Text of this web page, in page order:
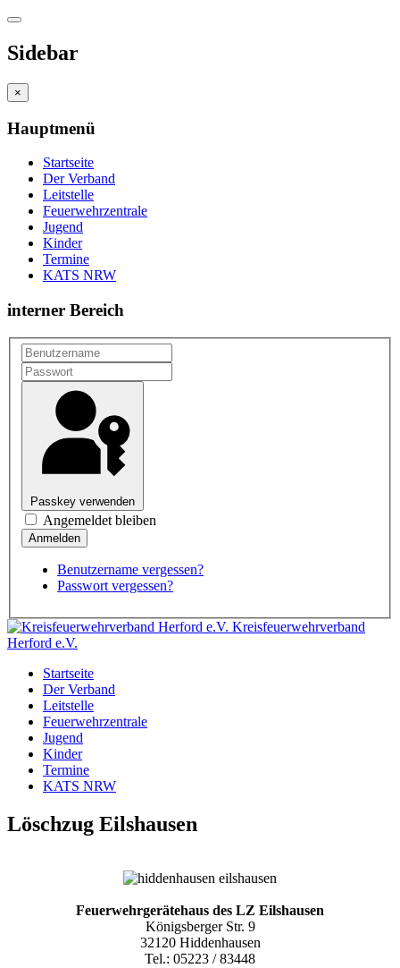
Sidebar
×
Hauptmenü
Startseite
Der Verband
Leitstelle
Feuerwehrzentrale
Jugend
Kinder
Termine
KATS NRW
interner Bereich
Passkey verwenden
Angemeldet bleiben
Benutzername vergessen?
Passwort vergessen?
Kreisfeuerwehrverband
Herford e.V.
Startseite
Der Verband
Leitstelle
Feuerwehrzentrale
Jugend
Kinder
Termine
KATS NRW
Löschzug Eilshausen
Feuerwehrgerätehaus des LZ Eilshausen
Königsberger Str. 9
32120 Hiddenhausen
Tel.: 05223 / 83448